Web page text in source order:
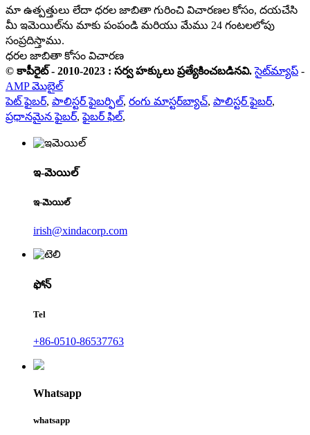
మా ఉత్పత్తులు లేదా ధరల జాబితా గురించి విచారణల కోసం, దయచేసి
మీ ఇమెయిల్‌ను మాకు పంపండి మరియు మేము 24 గంటలలోపు
సంప్రదిస్తాము.
ధరల జాబితా కోసం విచారణ
© కాపీరైట్ - 2010-2023 : సర్వ హక్కులు ప్రత్యేకించబడినవి. సైట్‌మ్యాప్ -
AMP మొబైల్
పెట్ ఫైబర్, పాలిస్టర్ ఫైబర్ఫిల్, రంగు మాస్టర్‌బ్యాచ్, పాలిస్టర్ ఫైబర్,
ప్రధానమైన ఫైబర్,ఫైబర్ ఫిల్,
ఇ-మెయిల్
ఇ-మెయిల్
irish@xindacorp.com
ఫోన్
Tel
+86-0510-86537763
Whatsapp
whatsapp